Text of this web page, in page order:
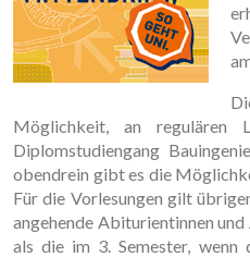
Möglichkeit, an regulären
Diplomstudiengang
obendrein gibt es die
Für die Vorlesungen gilt
angehende Abiturientinnen
als die im 3. Semester, wenn